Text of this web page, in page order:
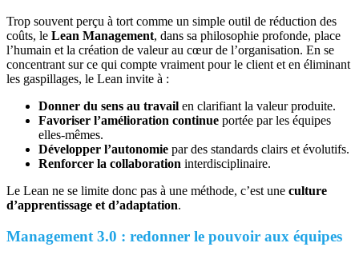
Trop souvent perçu à tort comme un simple outil de réduction des
coûts, le Lean Management, dans sa philosophie profonde, place
l’humain et la création de valeur au cœur de l’organisation. En se
concentrant sur ce qui compte vraiment pour le client et en éliminant
les gaspillages, le Lean invite à :
Donner du sens au travail en clarifiant la valeur produite.
Favoriser l’amélioration continue portée par les équipes
elles-mêmes.
Développer l’autonomie par des standards clairs et évolutifs.
Renforcer la collaboration interdisciplinaire.
Le Lean ne se limite donc pas à une méthode, c’est une culture
d’apprentissage et d’adaptation.
Management 3.0 : redonner le pouvoir aux équipes